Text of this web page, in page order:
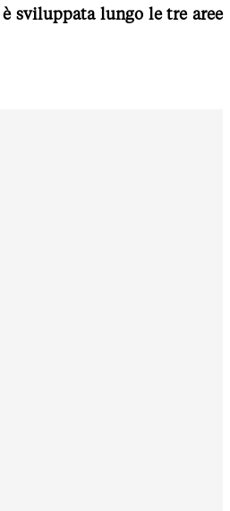
sviluppata lungo le tre aree